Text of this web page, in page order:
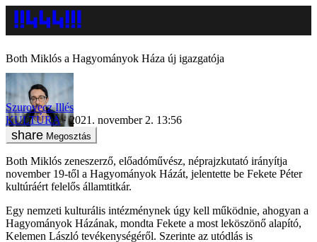
Both Miklós a Hagyományok Háza új igazgatója
Szurovecz Illés
KULTÚRA
2021. november 2. 13:56
Megosztás
Both Miklós zeneszerző, előadóművész, néprajzkutató irányítja
november 19-től a Hagyományok Házát, jelentette be Fekete Péter
kultúráért felelős államtitkár.
Egy nemzeti kulturális intézménynek úgy kell működnie, ahogyan a
Hagyományok Házának, mondta Fekete a most leköszönő alapító,
Kelemen László tevékenységéről. Szerinte az utódlás is